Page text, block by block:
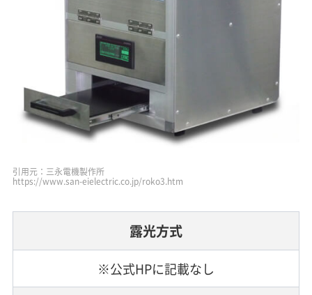
引用元：三永電機製作所
https://www.san-eielectric.co.jp/roko3.htm
露光方式
※公式HPに記載なし